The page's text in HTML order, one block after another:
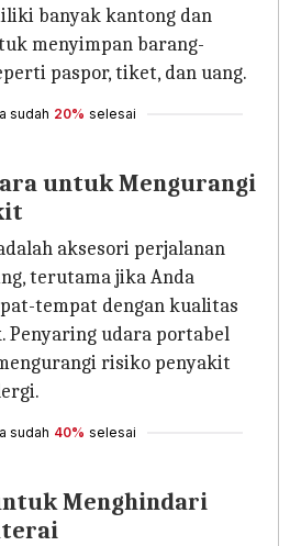
banyak kantong dan
menyimpan barang-
paspor, tiket, dan uang.
sudah 20% selesai
untuk Mengurangi
aksesori perjalanan
terutama jika Anda
tempat dengan kualitas
Penyaring udara portabel
risiko penyakit
sudah 40% selesai
Menghindari